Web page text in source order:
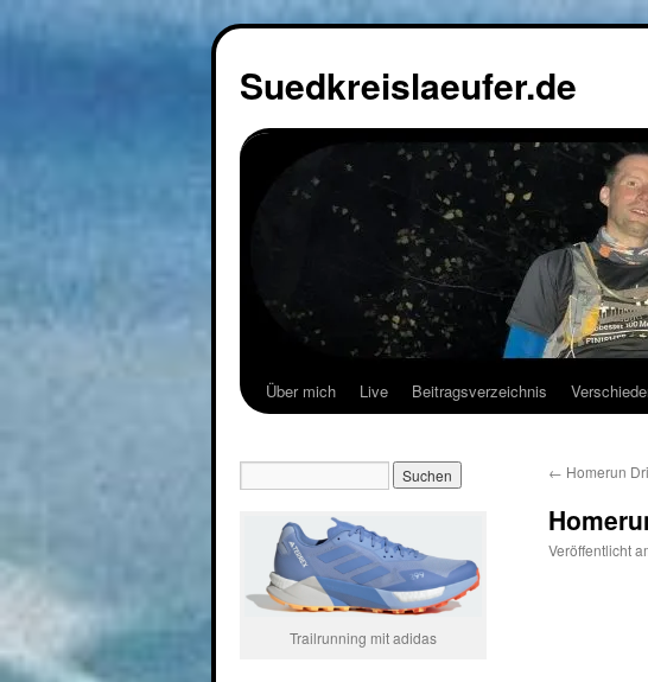
Suedkreislaeufer.de
Über mich Live Beitragsverzeichnis
← Homerun
Veröffentlicht
Trailrunning mit adidas